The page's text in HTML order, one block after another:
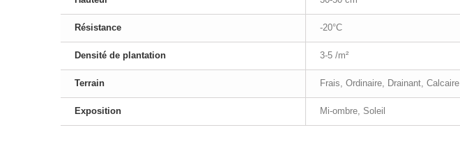
Résistance -20°C
Densité de plantation 3-5 /m²
Terrain Frais, Ordinaire, Drainant, Calcaire
Exposition Mi-ombre, Soleil